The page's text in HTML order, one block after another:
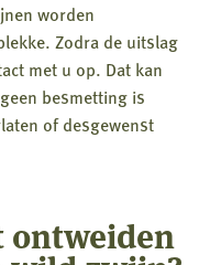
worden
Zodra de uitslag
met u op. Dat kan
besmetting is
of desgewenst
ontweiden